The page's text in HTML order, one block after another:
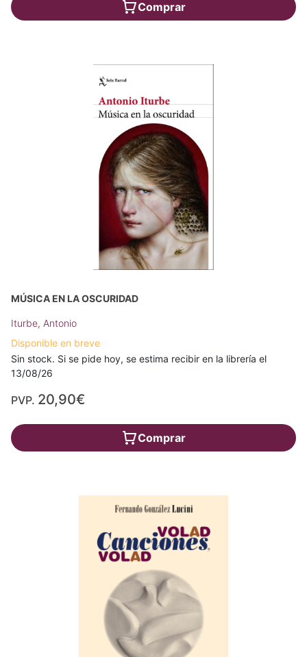
Comprar
MÚSICA EN LA OSCURIDAD
Iturbe, Antonio
Disponible en breve
Sin stock. Si se pide hoy, se estima recibir en la librería el
13/08/26
PVP. 20,90€
Comprar